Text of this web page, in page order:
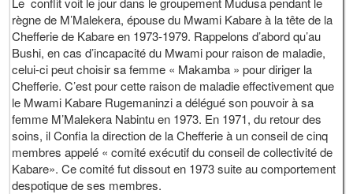
règne de M’Malekera, épouse du Mwami Kabare à la tête de la
Chefferie de Kabare en 1973-1979. Rappelons d’abord qu’au
Bushi, en cas d’incapacité du Mwami pour raison de maladie,
celui-ci peut choisir sa femme « Makamba » pour diriger la
Chefferie. C’est pour cette raison de maladie effectivement que
le Mwami Kabare Rugemaninzi a délégué son pouvoir à sa
femme M’Malekera Nabintu en 1973. En 1971, du retour des
soins, il Confia la direction de la Chefferie à un conseil de cinq
membres appelé « comité exécutif du conseil de collectivité de
Kabare». Ce comité fut dissout en 1973 suite au comportement
despotique de ses membres.